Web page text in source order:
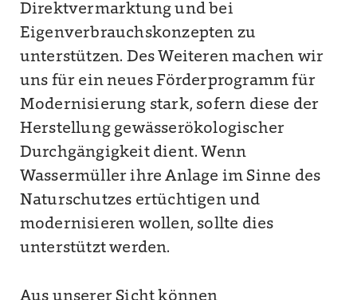
Direktvermarktung und bei
Eigenverbrauchskonzepten zu
unterstützen. Des Weiteren machen wir
uns für ein neues Förderprogramm für
Modernisierung stark, sofern diese der
Herstellung gewässerökologischer
Durchgängigkeit dient. Wenn
Wassermüller ihre Anlage im Sinne des
Naturschutzes ertüchtigen und
modernisieren wollen, sollte dies
unterstützt werden.
Aus unserer Sicht können